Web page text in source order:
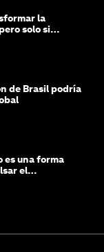
la
solo si
de Brasil podría
es una forma
el